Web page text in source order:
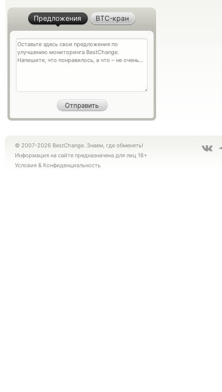
Предложения BTC-кран
© 2007-2026 BestChange. Знаем, где обменять!
Информация на сайте предназначена для лиц 18+
Условия & Конфиденциальность